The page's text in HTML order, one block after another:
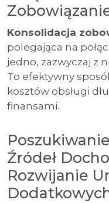
Konsolidacja
polegająca na
jedno, zazwyczaj z
To efektywny
kosztów obsługi
finansami.
Źródeł
Rozwijanie